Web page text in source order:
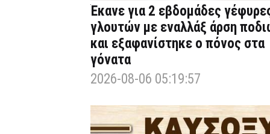
Έκανε για 2 εβδομάδες
γλουτών με εναλλάξ άρση
και εξαφανίστηκε ο πόνος στα
γόνατα
2026-08-06 05:19:57